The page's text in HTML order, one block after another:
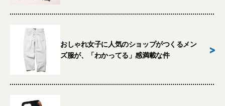
おしゃれ女子に人気のショップがつくるメン
ズ服が、「わかってる」感満載な件
>